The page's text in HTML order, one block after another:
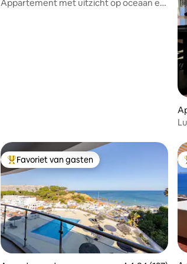
Appartement met uitzicht op oceaan en
Topfavoriet van gasten
Favoriet van gasten